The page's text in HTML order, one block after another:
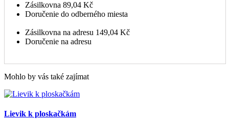
Zásilkovna 89,04 Kč
Doručenie do odberného miesta
Zásilkovna na adresu 149,04 Kč
Doručenie na adresu
Mohlo by vás také zajímat
Lievik k ploskačkám